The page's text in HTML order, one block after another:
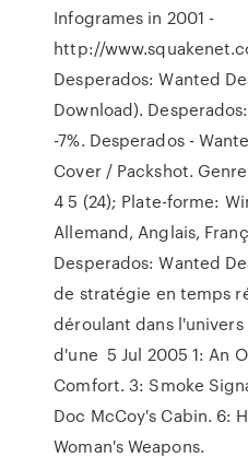
Infogrames in 2001 -
http://
Desperados: Wanted
Download).
-7%. Desperados -
Cover / Packshot.
4 5 (24); Plate-forme:
Allemand, Anglais,
Desperados: Wanted
de stratégie en temps
déroulant dans
d'une 5 Jul 2005 1: An
Comfort. 3: Smoke
Doc McCoy's Cabin. 6:
Woman's Weapons.